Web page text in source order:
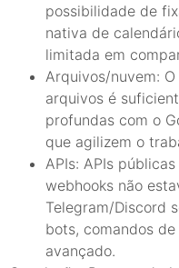
possibilidade de
nativa de
limitada em
Arquivos/nuvem:
arquivos é
profundas com o
que agilizem o
APIs: APIs
webhooks não
Telegram/Discord
bots, comandos
avançado.